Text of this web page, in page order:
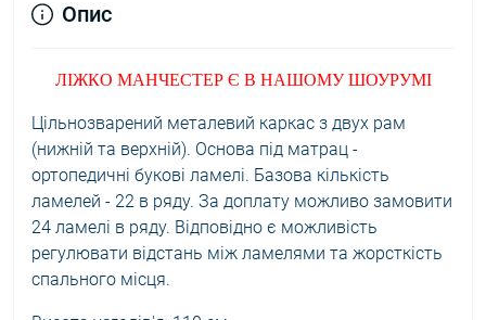
Опис
ЛІЖКО МАНЧЕСТЕР Є В НАШОМУ ШОУРУМІ
Цільнозварений металевий каркас з двух рам
(нижній та верхній). Основа під матрац -
ортопедичні букові ламелі. Базова кількість
ламелей - 22 в ряду. За доплату можливо замовити
24 ламелі в ряду. Відповідно є можливість
регулювати відстань між ламелями та жорсткість
спального місця.